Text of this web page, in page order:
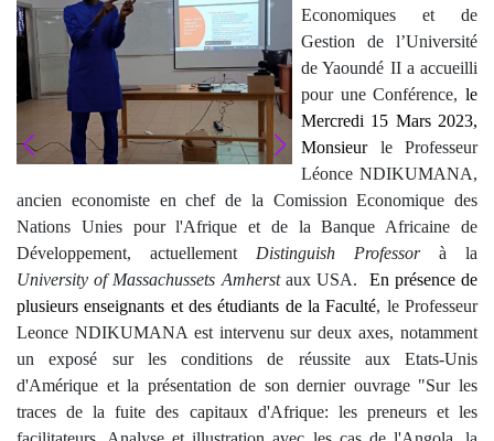
Economiques et de
Gestion de l’Université
de Yaoundé II a accueilli
pour une Conférence, le
Mercredi 15 Mars 2023,
Monsieur le Professeur
Léonce NDIKUMANA,
ancien economiste en chef de la Comission Economique des
Nations Unies pour l'Afrique et de la Banque Africaine de
Développement, actuellement Distinguish Professorà la
University of Massachussets Amherstaux USA. En présence de
plusieurs enseignants et des étudiants de la Faculté, le Professeur
Leonce NDIKUMANA est intervenu sur deux axes, notamment
un exposé sur les conditions de réussite aux Etats-Unis
d'Amérique et la présentation de son dernier ouvrage "Sur les
traces de la fuite des capitaux d'Afrique: les preneurs et les